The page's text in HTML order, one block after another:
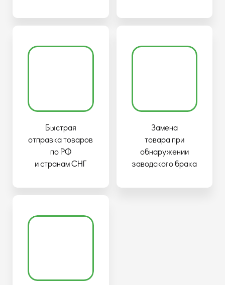
Быстрая
отправка товаров
по РФ
и странам СНГ
Замена
товара при
обнаружении
заводского брака